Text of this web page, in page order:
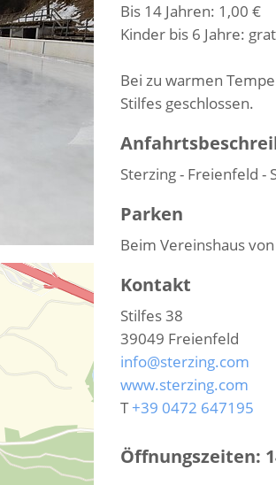
Bis 14 Jahren: 1,00 €
Kinder bis 6 Jahre:
Bei zu warmen
Stilfes geschlossen.
Sterzing - Freienfeld -
Parken
Beim Vereinshaus
Kontakt
Stilfes 38
39049 Freienfeld
info@sterzing.com
www.sterzing.com
T+39 0472 647195
Öffnungszeiten: